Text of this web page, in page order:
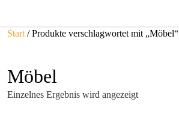
Start / Produkte verschlagwortet mit „Möbel“
Möbel
Einzelnes Ergebnis wird angezeigt